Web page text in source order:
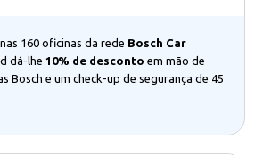
160 oficinas da rede Bosch Car
dá-lhe 10% de desconto em mão de
Bosch e um check-up de segurança de 45